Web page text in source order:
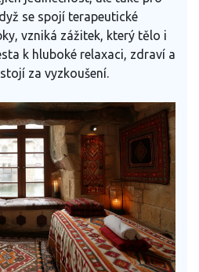
se spojí terapeutické
vzniká zážitek, který tělo i
k hluboké relaxaci, zdraví a
za vyzkoušení.